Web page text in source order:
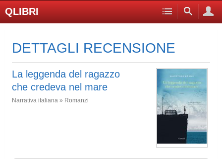
QLIBRI
DETTAGLI RECENSIONE
La leggenda del ragazzo
che credeva nel mare
Narrativa italiana » Romanzi